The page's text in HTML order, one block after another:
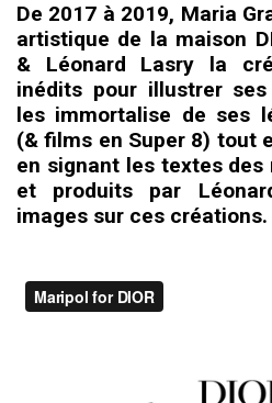
De 2017 à 2019, Maria
artistique de la maison
& Léonard Lasry la
inédits pour illustrer
les immortalise de ses
(& films en Super 8) tout
en signant les textes
et produits par
images sur ces créations.